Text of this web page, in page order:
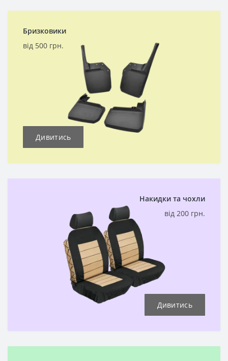
Бризковики
від 500 грн.
Дивитись
Накидки та чохли
від 200 грн.
Дивитись